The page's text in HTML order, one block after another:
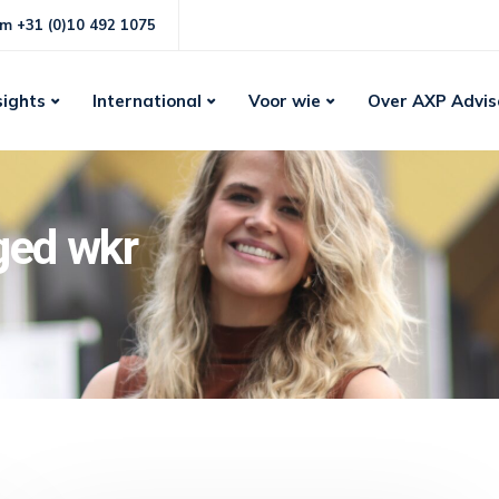
+31 (0)10 492 1075
International Voor wie Over AXP
wkr